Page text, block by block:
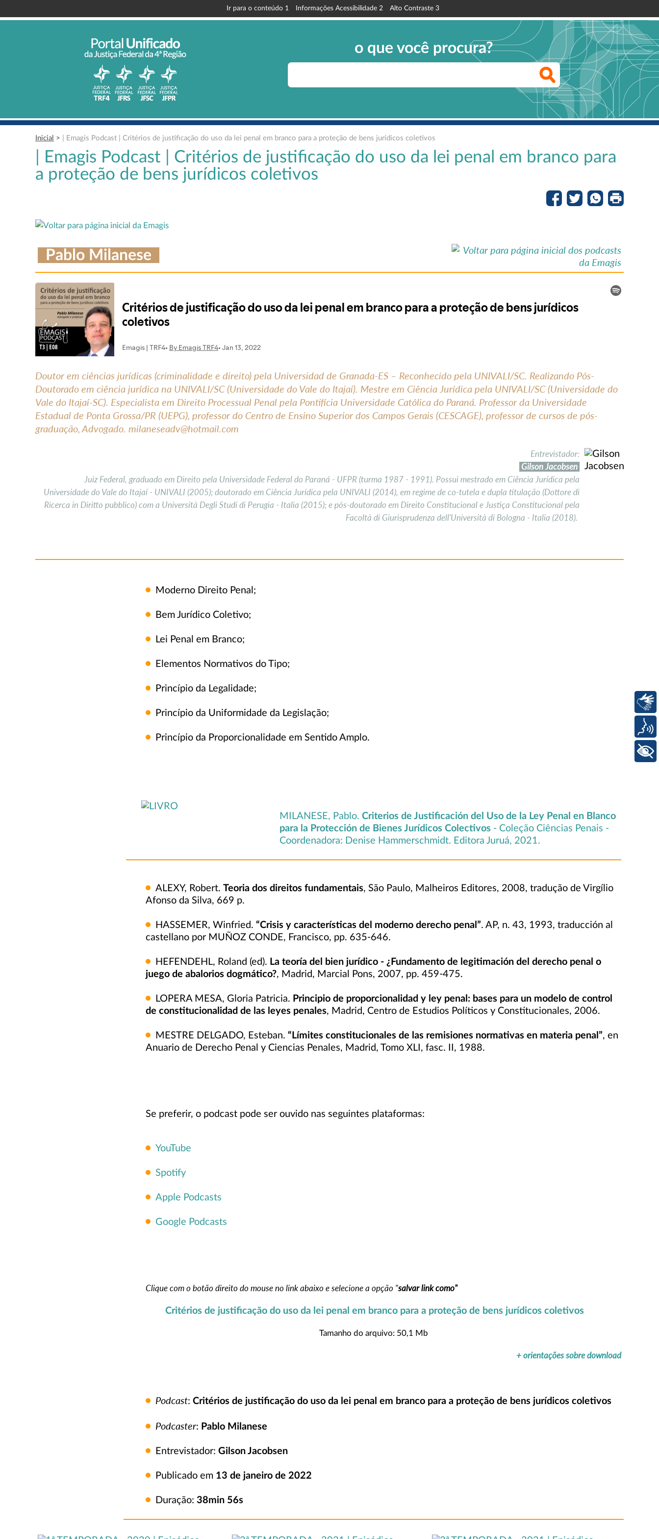
Ir para o conteúdo 1 Informações Acessibilidade 2 Alto Contraste 3
o que você procura?
Inicial > | Emagis Podcast | Critérios de justificação do uso da lei penal em branco para a proteção de bens jurídicos coletivos
| Emagis Podcast | Critérios de justificação do uso da lei penal em branco para
a proteção de bens jurídicos coletivos
Pablo Milanese
Doutor em ciências jurídicas (criminalidade e direito) pela Universidad de Granada-ES – Reconhecido pela UNIVALI/SC. Realizando Pós-
Doutorado em ciência jurídica na UNIVALI/SC (Universidade do Vale do Itajaí). Mestre em Ciência Jurídica pela UNIVALI/SC (Universidade do
Vale do Itajaí-SC). Especialista em Direito Processual Penal pela Pontifícia Universidade Católica do Paraná. Professor da Universidade
Estadual de Ponta Grossa/PR (UEPG), professor do Centro de Ensino Superior dos Campos Gerais (CESCAGE), professor de cursos de pós-
graduação, Advogado. milaneseadv@hotmail.com
Entrevistador:
Gilson Jacobsen
Juiz Federal, graduado em Direito pela Universidade Federal do Paraná - UFPR (turma 1987 - 1991). Possui mestrado em Ciência Jurídica pela
Universidade do Vale do Itajaí - UNIVALI (2005); doutorado em Ciência Jurídica pela UNIVALI (2014), em regime de co-tutela e dupla titulação (Dottore di
Ricerca in Diritto pubblico) com a Università Degli Studi di Perugia - Italia (2015); e pós-doutorado em Direito Constitucional e Justiça Constitucional pela
Facoltà di Giurisprudenza dell'Università di Bologna - Italia (2018).
Moderno Direito Penal;
Bem Jurídico Coletivo;
Lei Penal em Branco;
Elementos Normativos do Tipo;
Princípio da Legalidade;
Princípio da Uniformidade da Legislação;
Princípio da Proporcionalidade em Sentido Amplo.
MILANESE, Pablo. Criterios de Justificación del Uso de la Ley Penal en Blanco
para la Protección de Bienes Jurídicos Colectivos - Coleção Ciências Penais -
Coordenadora: Denise Hammerschmidt. Editora Juruá, 2021.
ALEXY, Robert. Teoria dos direitos fundamentais, São Paulo, Malheiros Editores, 2008, tradução de Virgílio
Afonso da Silva, 669 p.
HASSEMER, Winfried. “Crisis y características del moderno derecho penal”. AP, n. 43, 1993, traducción al
castellano por MUÑOZ CONDE, Francisco, pp. 635-646.
HEFENDEHL, Roland (ed). La teoría del bien jurídico - ¿Fundamento de legitimación del derecho penal o
juego de abalorios dogmático?, Madrid, Marcial Pons, 2007, pp. 459-475.
LOPERA MESA, Gloria Patricia. Principio de proporcionalidad y ley penal: bases para un modelo de control
de constitucionalidad de las leyes penales, Madrid, Centro de Estudios Políticos y Constitucionales, 2006.
MESTRE DELGADO, Esteban. “Límites constitucionales de las remisiones normativas en materia penal”, en
Anuario de Derecho Penal y Ciencias Penales, Madrid, Tomo XLI, fasc. II, 1988.
Se preferir, o podcast pode ser ouvido nas seguintes plataformas:
YouTube
Spotify
Apple Podcasts
Google Podcasts
Clique com o botão direito do mouse no link abaixo e selecione a opção "salvar link como"
Critérios de justificação do uso da lei penal em branco para a proteção de bens jurídicos coletivos
Tamanho do arquivo: 50,1 Mb
+ orientações sobre download
Podcast: Critérios de justificação do uso da lei penal em branco para a proteção de bens jurídicos coletivos
Podcaster: Pablo Milanese
Entrevistador: Gilson Jacobsen
Publicado em 13 de janeiro de 2022
Duração: 38min 56s